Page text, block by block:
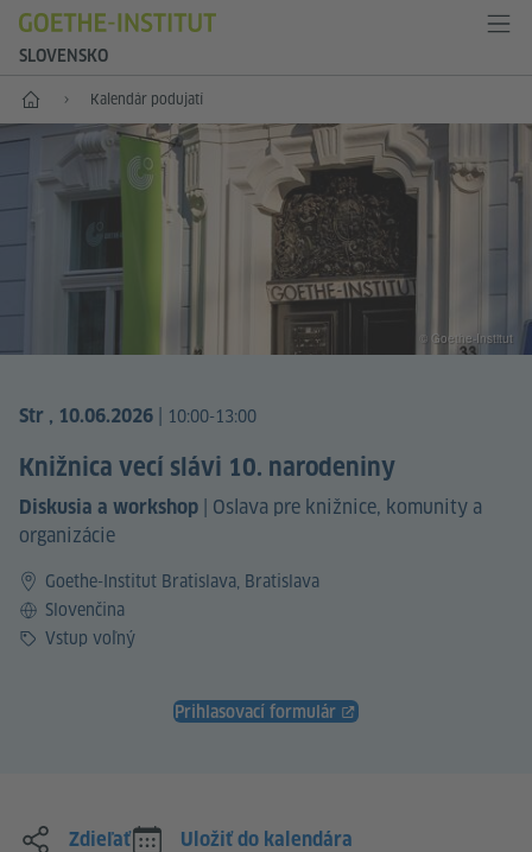
SLOVENSKO
Štart Kalendár podujatí
Str , 10.06.2026 10:00-13:00
Knižnica vecí slávi 10. narodeniny
Diskusia a workshop | Oslava pre knižnice, komunity a
organizácie
Goethe-Institut Bratislava, Bratislava
JazykSlovenčina
CenaVstup voľný
Prihlasovací formulár
© Goethe-Institut
Zdieľať Uložiť do kalendára